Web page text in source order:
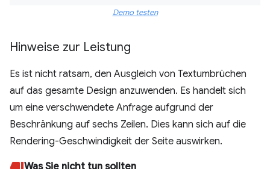
Demo testen
Hinweise zur Leistung
Es ist nicht ratsam, den Ausgleich von Textumbrüchen
auf das gesamte Design anzuwenden. Es handelt sich
um eine verschwendete Anfrage aufgrund der
Beschränkung auf sechs Zeilen. Dies kann sich auf die
Rendering-Geschwindigkeit der Seite auswirken.
Was Sie nicht tun sollten